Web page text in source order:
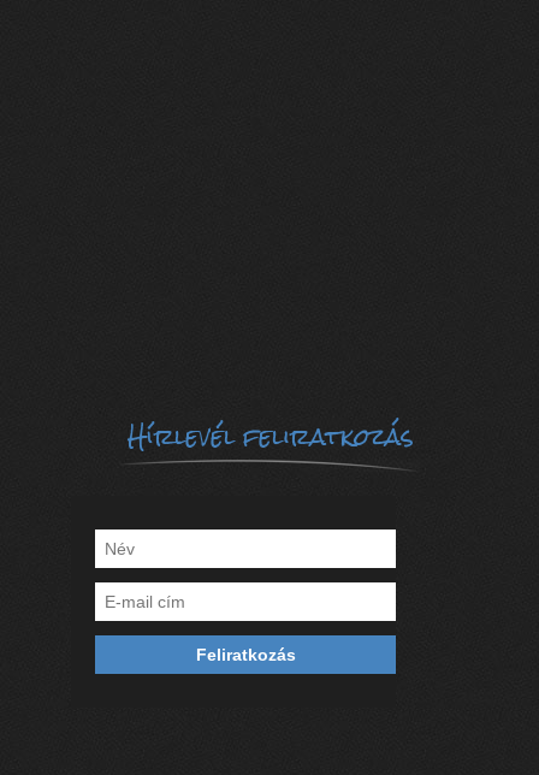
Hírlevél feliratkozás